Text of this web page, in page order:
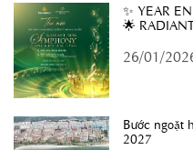
✨ YEAR
🌟
26/01/
Bước ngoặt
2027